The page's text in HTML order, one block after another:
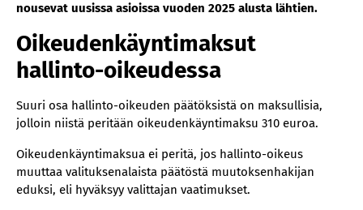
nousevat uusissa asioissa vuoden 2025 alusta lähtien.
Oikeudenkäyntimaksut
hallinto-oikeudessa
Suuri osa hallinto-oikeuden päätöksistä on maksullisia,
jolloin niistä peritään oikeudenkäyntimaksu 310 euroa.
Oikeudenkäyntimaksua ei peritä, jos hallinto-oikeus
muuttaa valituksenalaista päätöstä muutoksenhakijan
eduksi, eli hyväksyy valittajan vaatimukset.